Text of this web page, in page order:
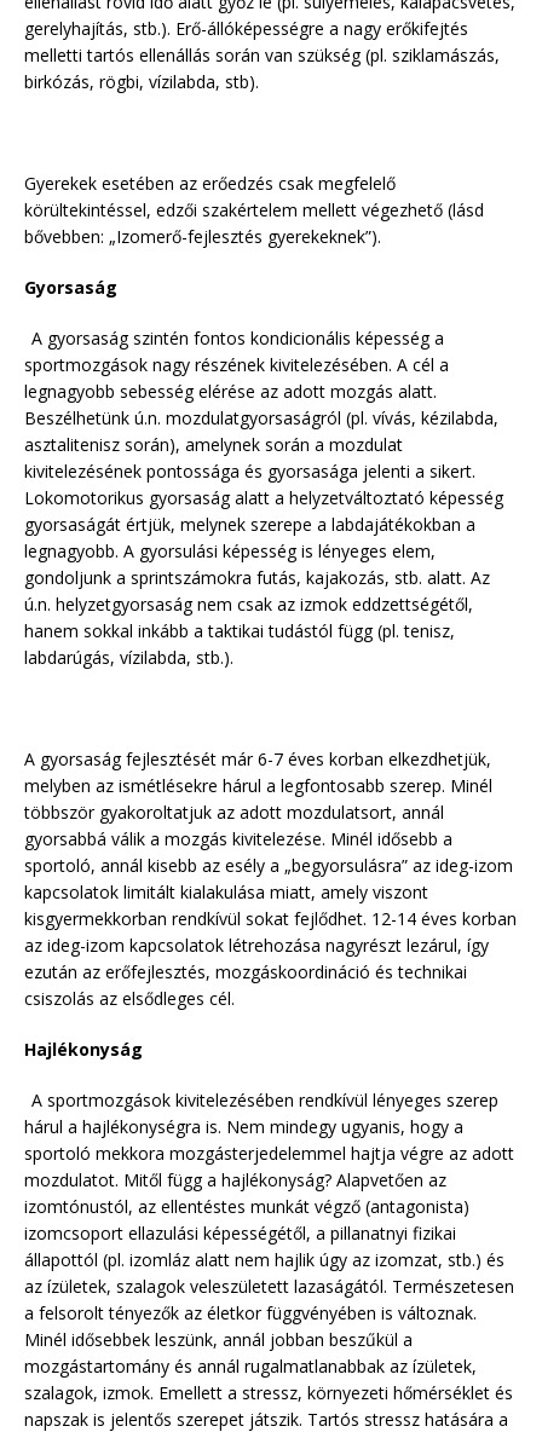
gerelyhajítás, stb.). Erő-állóképességre a nagy erőkifejtés
melletti tartós ellenállás során van szükség (pl. sziklamászás,
birkózás, rögbi, vízilabda, stb).
Gyerekek esetében az erőedzés csak megfelelő
körültekintéssel, edzői szakértelem mellett végezhető (lásd
bővebben: „Izomerő-fejlesztés gyerekeknek”).
Gyorsaság
A gyorsaság szintén fontos kondicionális képesség a
sportmozgások nagy részének kivitelezésében. A cél a
legnagyobb sebesség elérése az adott mozgás alatt.
Beszélhetünk ú.n. mozdulatgyorsaságról (pl. vívás, kézilabda,
asztalitenisz során), amelynek során a mozdulat
kivitelezésének pontossága és gyorsasága jelenti a sikert.
Lokomotorikus gyorsaság alatt a helyzetváltoztató képesség
gyorsaságát értjük, melynek szerepe a labdajátékokban a
legnagyobb. A gyorsulási képesség is lényeges elem,
gondoljunk a sprintszámokra futás, kajakozás, stb. alatt. Az
ú.n. helyzetgyorsaság nem csak az izmok eddzettségétől,
hanem sokkal inkább a taktikai tudástól függ (pl. tenisz,
labdarúgás, vízilabda, stb.).
A gyorsaság fejlesztését már 6-7 éves korban elkezdhetjük,
melyben az ismétlésekre hárul a legfontosabb szerep. Minél
többször gyakoroltatjuk az adott mozdulatsort, annál
gyorsabbá válik a mozgás kivitelezése. Minél idősebb a
sportoló, annál kisebb az esély a „begyorsulásra” az ideg-izom
kapcsolatok limitált kialakulása miatt, amely viszont
kisgyermekkorban rendkívül sokat fejlődhet. 12-14 éves korban
az ideg-izom kapcsolatok létrehozása nagyrészt lezárul, így
ezután az erőfejlesztés, mozgáskoordináció és technikai
csiszolás az elsődleges cél.
Hajlékonyság
A sportmozgások kivitelezésében rendkívül lényeges szerep
hárul a hajlékonységra is. Nem mindegy ugyanis, hogy a
sportoló mekkora mozgásterjedelemmel hajtja végre az adott
mozdulatot. Mitől függ a hajlékonyság? Alapvetően az
izomtónustól, az ellentéstes munkát végző (antagonista)
izomcsoport ellazulási képességétől, a pillanatnyi fizikai
állapottól (pl. izomláz alatt nem hajlik úgy az izomzat, stb.) és
az ízületek, szalagok veleszületett lazaságától. Természetesen
a felsorolt tényezők az életkor függvényében is változnak.
Minél idősebbek leszünk, annál jobban beszűkül a
mozgástartomány és annál rugalmatlanabbak az ízületek,
szalagok, izmok. Emellett a stressz, környezeti hőmérséklet és
napszak is jelentős szerepet játszik. Tartós stressz hatására a